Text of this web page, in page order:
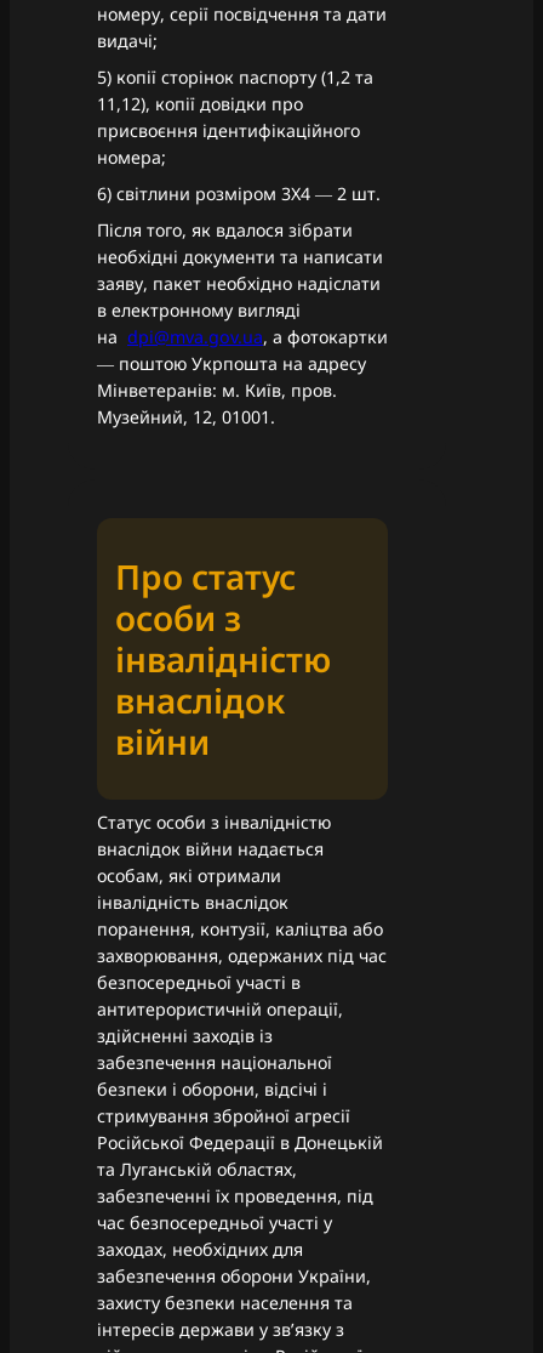
номеру, серії посвідчення та дати
видачі;
5) копії сторінок паспорту (1,2 та
11,12), копії довідки про
присвоєння ідентифікаційного
номера;
6) світлини розміром 3Х4 ― 2 шт.
Після того, як вдалося зібрати
необхідні документи та написати
заяву, пакет необхідно надіслати
в електронному вигляді
на dpi@mva.gov.ua, а фотокартки
― поштою Укрпошта на адресу
Мінветеранів: м. Київ, пров.
Музейний, 12, 01001.
Про статус
особи з
інвалідністю
внаслідок
війни
Статус особи з інвалідністю
внаслідок війни надається
особам, які отримали
інвалідність внаслідок
поранення, контузії, каліцтва або
захворювання, одержаних під час
безпосередньої участі в
антитерористичній операції,
здійсненні заходів із
забезпечення національної
безпеки і оборони, відсічі і
стримування збройної агресії
Російської Федерації в Донецькій
та Луганській областях,
забезпеченні їх проведення, під
час безпосередньої участі у
заходах, необхідних для
забезпечення оборони України,
захисту безпеки населення та
інтересів держави у зв’язку з